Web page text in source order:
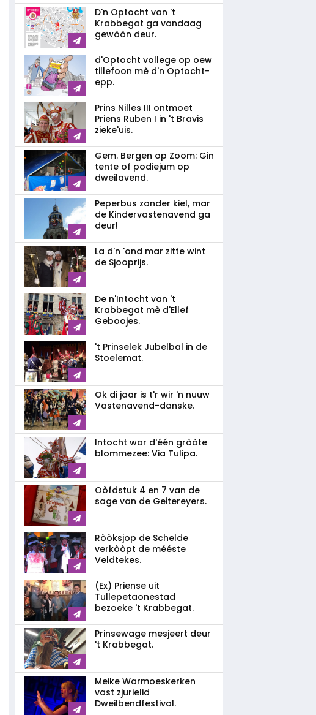
D'n Optocht van 't
Krabbegat ga vandaag
gewòòn deur.
d'Optocht vollege op oew
tillefoon mè d'n Optocht-
epp.
Prins Nilles III ontmoet
Priens Ruben I in 't Bravis
zieke'uis.
Gem. Bergen op Zoom: Gin
tente of podiejum op
dweilavend.
Peperbus zonder kiel, mar
de Kindervastenavend ga
deur!
La d'n 'ond mar zitte wint
de Sjooprijs.
De n'Intocht van 't
Krabbegat mè d'Ellef
Geboojes.
't Prinselek Jubelbal in de
Stoelemat.
Ok di jaar is t'r wir 'n nuuw
Vastenavend-danske.
Intocht wor d'één gròòte
blommezee: Via Tulipa.
Oòfdstuk 4 en 7 van de
sage van de Geitereyers.
Ròòksjop de Schelde
verkòòpt de mééste
Veldtekes.
(Ex) Priense uit
Tullepetaonestad
bezoeke 't Krabbegat.
Prinsewage mesjeert deur
't Krabbegat.
Meike Warmoeskerken
vast zjurielid
Dweilbendfestival.